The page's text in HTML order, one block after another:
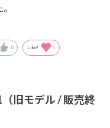
0 Like! 1
旧モデル / 販売終